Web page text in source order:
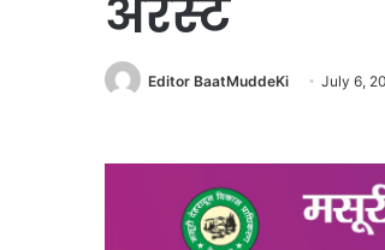
अरेस्ट
Editor BaatMuddeKi July 6,